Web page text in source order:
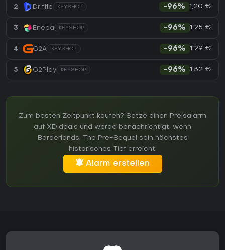
2 Driffle KEYSHOP -96% 1,20 €
3 Eneba KEYSHOP -96% 1,25 €
4 G2A KEYSHOP -96% 1,29 €
5 G2Play KEYSHOP -96% 1,32 €
Zum besten Zeitpunkt kaufen? Setze einen Preisalarm
auf XD.deals und werde benachrichtigt, wenn
Borderlands: The Pre-Sequel sein nächstes
historisches Tief erreicht.
Alarm erstellen